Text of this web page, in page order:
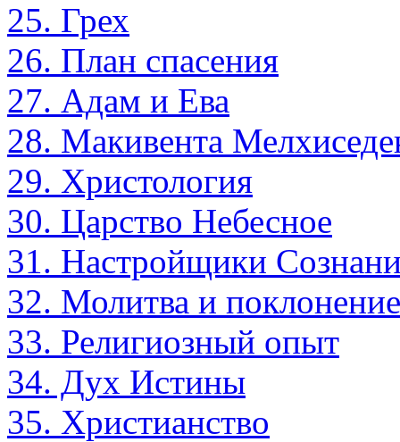
25. Грех
26. План спасения
27. Адам и Ева
28. Макивента
29. Христология
30. Царство Небесное
31. Настройщики
32. Молитва и поклонение
33. Религиозный опыт
34. Дух Истины
35. Христианство